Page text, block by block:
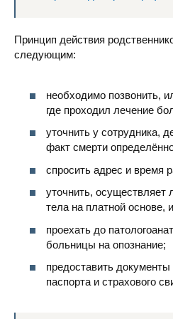
Принцип действия
следующим:
необходимо позвонить,
где проходил лечение
уточнить у сотрудника,
факт смерти
спросить адрес и время
уточнить, осуществляет
тела на платной основе,
проехать до
больницы на опознание;
предоставить
паспорта и страхового